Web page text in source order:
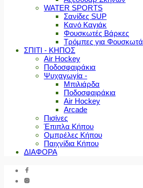
WATER SPORTS
Σανίδες SUP
Κανό Καγιάκ
Φουσκωτές Βάρκες
Τρόμπες για Φουσκωτά
ΣΠΙΤΙ - ΚΗΠΟΣ
Air Hockey
Ποδοσφαιράκια
Ψυχαγωγία -
Μπιλιάρδα
Ποδοσφαιράκια
Air Hockey
Arcade
Πισίνες
Έπιπλα Κήπου
Ομπρέλες Κήπου
Παιχνίδια Κήπου
ΔΙΑΦΟΡΑ